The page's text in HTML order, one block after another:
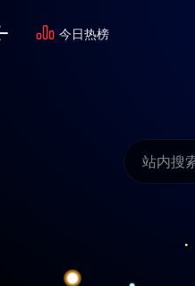
今日热榜